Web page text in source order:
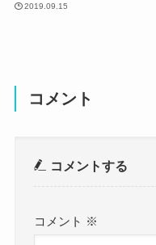
2019.09.15
コメント
コメントする
コメント ※